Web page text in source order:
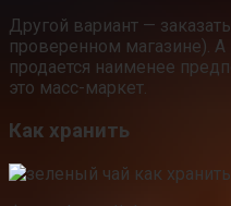
Другой вариант —
проверенном магазине). А
продается наименее
это масс-маркет.
Как хранить